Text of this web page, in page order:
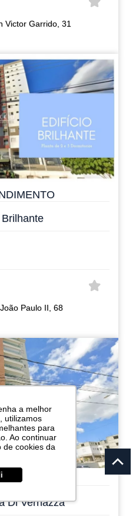
Victor Garrido, 31
Paulo II, 68
Di Vernazza
a melhor
utilizamos
para
Ao continuar
de cookies da